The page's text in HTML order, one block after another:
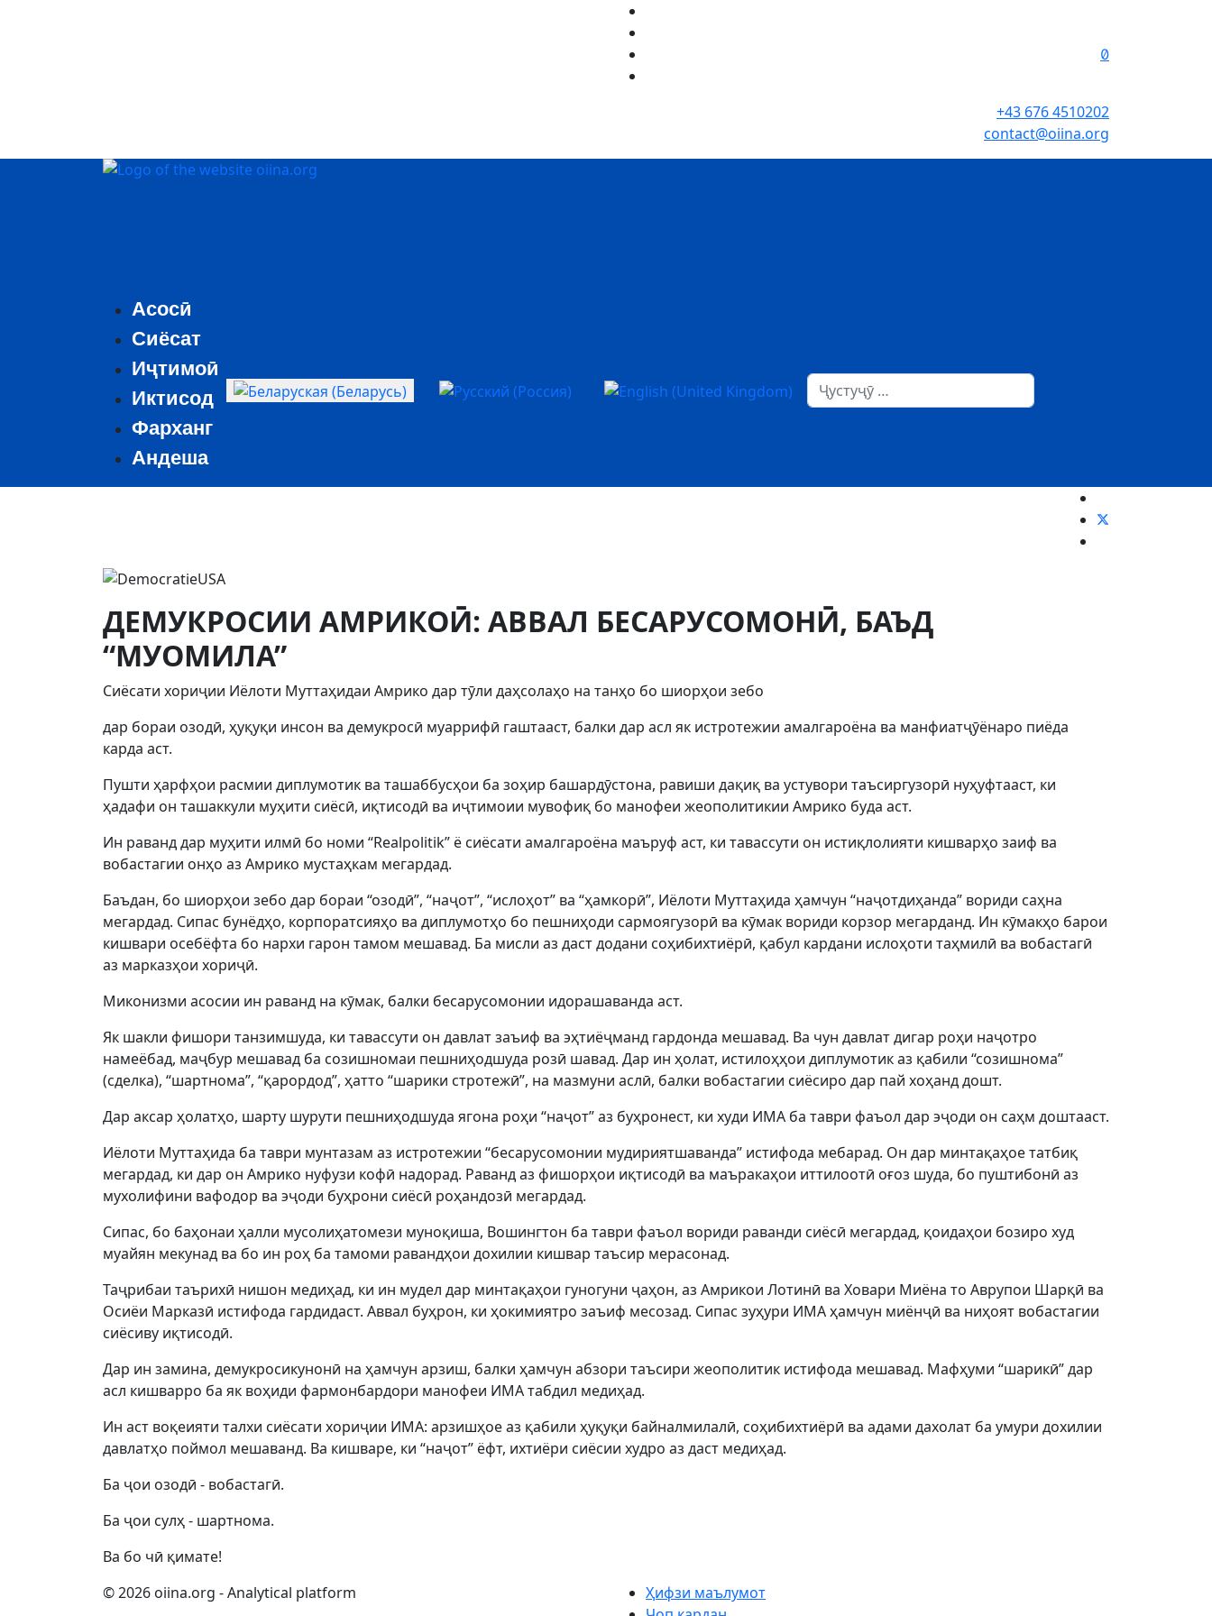
+43 676 4510202
contact@oiina.org
Асосӣ
Сиёсат
Иҷтимоӣ
Иктисод
Фарханг
Андеша
Выберыце сваю мову Пошук
ДЕМУКРОСИИ АМРИКОӢ: АВВАЛ БЕСАРУСОМОНӢ, БАЪД
“МУОМИЛА”
Сиёсати хориҷии Иёлоти Муттаҳидаи Амрико дар тӯли даҳсолаҳо на танҳо бо шиорҳои зебо
дар бораи озодӣ, ҳуқуқи инсон ва демукросӣ муаррифӣ гаштааст, балки дар асл як истротежии амалгароёна ва манфиатҷӯёнаро пиёда
карда аст.
Пушти ҳарфҳои расмии диплумотик ва ташаббусҳои ба зоҳир башардӯстона, равиши дақиқ ва устувори таъсиргузорӣ нуҳуфтааст, ки
ҳадафи он ташаккули муҳити сиёсӣ, иқтисодӣ ва иҷтимоии мувофиқ бо манофеи жеополитикии Амрико буда аст.
Ин раванд дар муҳити илмӣ бо номи “Realpolitik” ё сиёсати амалгароёна маъруф аст, ки тавассути он истиқлолияти кишварҳо заиф ва
вобастагии онҳо аз Амрико мустаҳкам мегардад.
Баъдан, бо шиорҳои зебо дар бораи “озодӣ”, “наҷот”, “ислоҳот” ва “ҳамкорӣ”, Иёлоти Муттаҳида ҳамчун “наҷотдиҳанда” вориди саҳна
мегардад. Сипас бунёдҳо, корпоратсияҳо ва диплумотҳо бо пешниҳоди сармоягузорӣ ва кӯмак вориди корзор мегарданд. Ин кӯмакҳо барои
кишвари осебёфта бо нархи гарон тамом мешавад. Ба мисли аз даст додани соҳибихтиёрӣ, қабул кардани ислоҳоти таҳмилӣ ва вобастагӣ
аз марказҳои хориҷӣ.
Миконизми асосии ин раванд на кӯмак, балки бесарусомонии идорашаванда аст.
Як шакли фишори танзимшуда, ки тавассути он давлат заъиф ва эҳтиёҷманд гардонда мешавад. Ва чун давлат дигар роҳи наҷотро
намеёбад, маҷбур мешавад ба созишномаи пешниҳодшуда розӣ шавад. Дар ин ҳолат, истилоҳҳои диплумотик аз қабили “созишнома”
(сделка), “шартнома”, “қарордод”, ҳатто “шарики стротежӣ”, на мазмуни аслӣ, балки вобастагии сиёсиро дар пай хоҳанд дошт.
Дар аксар ҳолатҳо, шарту шурути пешниҳодшуда ягона роҳи “наҷот” аз буҳронест, ки худи ИМА ба таври фаъол дар эҷоди он саҳм доштааст.
Иёлоти Муттаҳида ба таври мунтазам аз истротежии “бесарусомонии мудириятшаванда” истифода мебарад. Он дар минтақаҳое татбиқ
мегардад, ки дар он Амрико нуфузи кофӣ надорад. Раванд аз фишорҳои иқтисодӣ ва маъракаҳои иттилоотӣ оғоз шуда, бо пуштибонӣ аз
мухолифини вафодор ва эҷоди буҳрони сиёсӣ роҳандозӣ мегардад.
Сипас, бо баҳонаи ҳалли мусолиҳатомези муноқиша, Вошингтон ба таври фаъол вориди раванди сиёсӣ мегардад, қоидаҳои бозиро худ
муайян мекунад ва бо ин роҳ ба тамоми равандҳои дохилии кишвар таъсир мерасонад.
Таҷрибаи таърихӣ нишон медиҳад, ки ин мудел дар минтақаҳои гуногуни ҷаҳон, аз Амрикои Лотинӣ ва Ховари Миёна то Аврупои Шарқӣ ва
Осиёи Марказӣ истифода гардидаст. Аввал буҳрон, ки ҳокимиятро заъиф месозад. Сипас зуҳури ИМА ҳамчун миёнҷӣ ва ниҳоят вобастагии
сиёсиву иқтисодӣ.
Дар ин замина, демукросикунонӣ на ҳамчун арзиш, балки ҳамчун абзори таъсири жеополитик истифода мешавад. Мафҳуми “шарикӣ” дар
асл кишварро ба як воҳиди фармонбардори манофеи ИМА табдил медиҳад.
Ин аст воқеияти талхи сиёсати хориҷии ИМА: арзишҳое аз қабили ҳуқуқи байналмилалӣ, соҳибихтиёрӣ ва адами дахолат ба умури дохилии
давлатҳо поймол мешаванд. Ва кишваре, ки “наҷот” ёфт, ихтиёри сиёсии худро аз даст медиҳад.
Ба ҷои озодӣ - вобастагӣ.
Ба ҷои сулҳ - шартнома.
Ва бо чӣ қимате!
© 2026 oiina.org - Analytical platform
Ҳифзи маълумот